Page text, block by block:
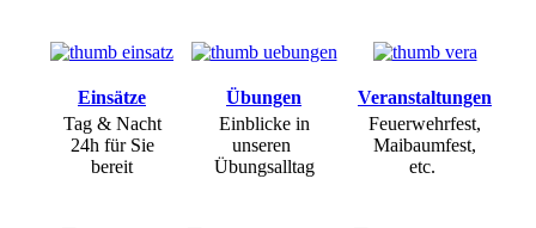
Einsätze Übungen
Veranstaltungen
Tag & Nacht
24h für Sie
bereit
Einblicke in
unseren
Übungsalltag
Feuerwehrfest,
Maibaumfest,
etc.